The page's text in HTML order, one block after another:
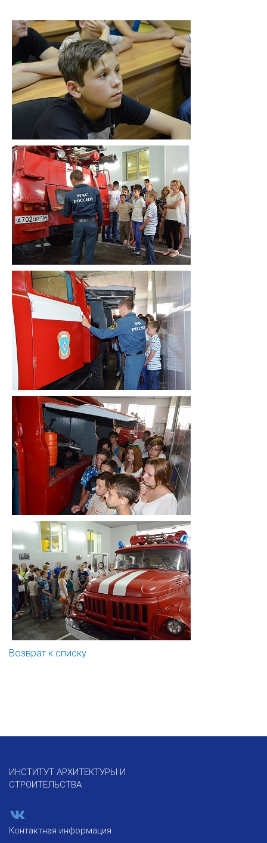
Возврат к списку
ИНСТИТУТ АРХИТЕКТУРЫ И
СТРОИТЕЛЬСТВА
Контактная информация